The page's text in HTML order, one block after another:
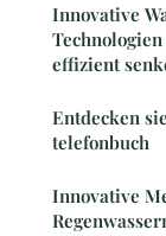
Innovative
effizient
Entdecken
telefonbuch
Innovative